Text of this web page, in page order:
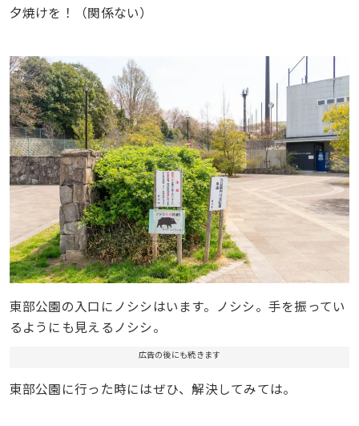
夕焼けを！（関係ない）
東部公園の入口にノシシはいます。ノシシ。手を振ってい
るようにも見えるノシシ。
広告の後にも続きます
東部公園に行った時にはぜひ、解決してみては。